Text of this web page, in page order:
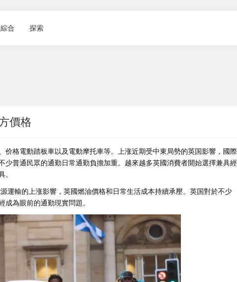
綜合 探索
價格
格電動踏板車以及電動摩托車等。上涨近期受中東局勢的英国影響，國際
普通民眾的通勤日常通勤負擔加重。越來越多英國消費者開始選擇兼具經
。
運輸的上涨影響，英國燃油價格和日常生活成本持續承壓。英国對於不少
為眼前的通勤現實問題。